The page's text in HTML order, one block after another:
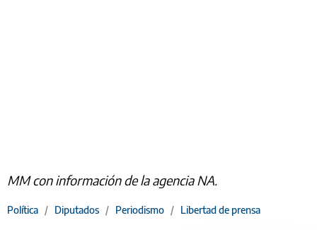
MM con información de la agencia NA.
Política / Diputados / Periodismo / Libertad de prensa